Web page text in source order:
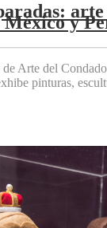
arte
y
Arte del
pinturas,